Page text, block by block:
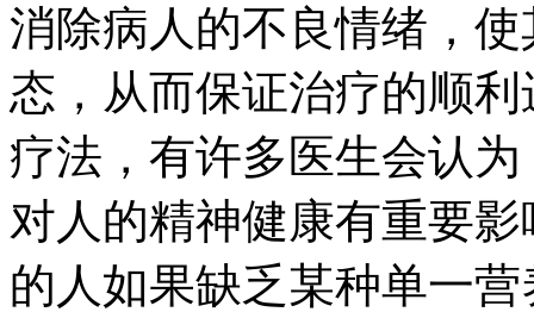
消除病人的不良情绪，
态，从而保证治疗的顺
疗法，有许多医生会认
对人的精神健康有重要
的人如果缺乏某种单一